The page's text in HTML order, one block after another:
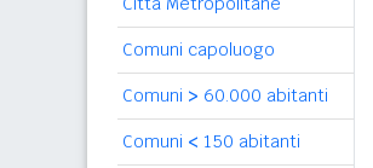
Comuni capoluogo
Comuni > 60.000 abitanti
Comuni < 150 abitanti